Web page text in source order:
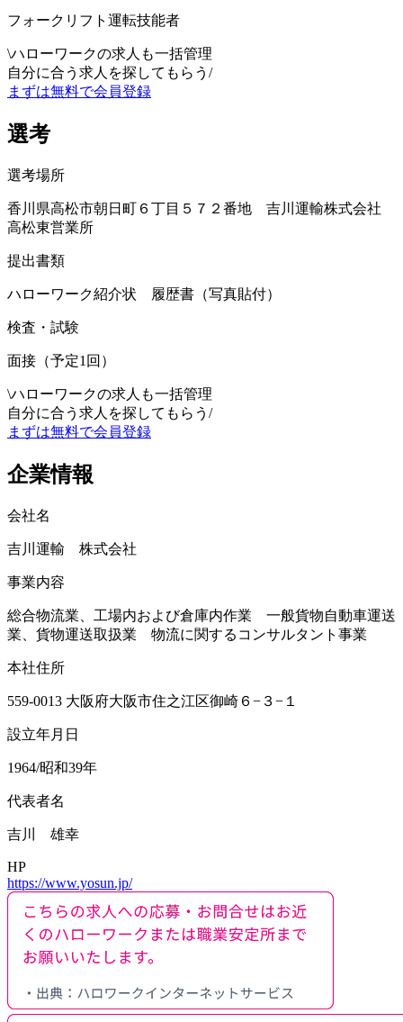
フォークリフト運転技能者
\ハローワークの求人も一括管理
自分に合う求人を探してもらう /
まずは無料で会員登録
選考
選考場所
香川県高松市朝日町６丁目５７２番地 吉川運輸株式会社
高松東営業所
提出書類
ハローワーク紹介状 履歴書（写真貼付）
検査・試験
面接（予定1回）
\ハローワークの求人も一括管理
自分に合う求人を探してもらう /
まずは無料で会員登録
企業情報
会社名
吉川運輸 株式会社
事業内容
総合物流業、工場内および倉庫内作業 一般貨物自動車運送
業、貨物運送取扱業 物流に関するコンサルタント事業
本社住所
559-0013 大阪府大阪市住之江区御崎６−３−１
設立年月日
1964/昭和39年
代表者名
吉川 雄幸
HP
https://www.yosun.jp/